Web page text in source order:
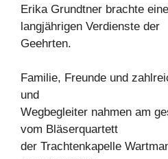
Erika Grundtner brachte
langjährigen Verdienste der
Geehrten.
Familie, Freunde und
und
Wegbegleiter nahmen am
vom Bläserquartett
der Trachtenkapelle